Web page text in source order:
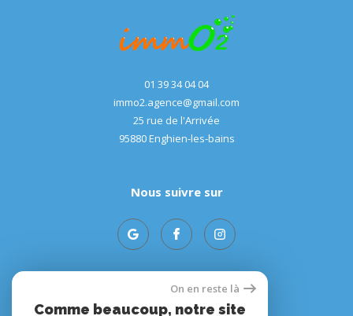
01 39 34 04 04
immo2.agence@gmail.com
25 rue de l'Arrivée
95880 enghien-les-bains
Nous suivre sur
Adhérents
On en reste là
Comme beaucoup, notre site